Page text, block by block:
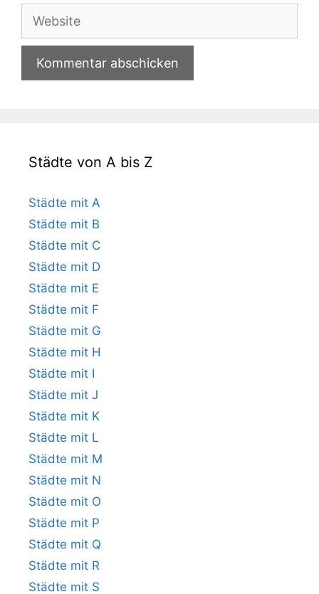
Adresse
Website
Städte von A bis Z
Städte mit A
Städte mit B
Städte mit C
Städte mit D
Städte mit E
Städte mit F
Städte mit G
Städte mit H
Städte mit I
Städte mit J
Städte mit K
Städte mit L
Städte mit M
Städte mit N
Städte mit O
Städte mit P
Städte mit Q
Städte mit R
Städte mit S